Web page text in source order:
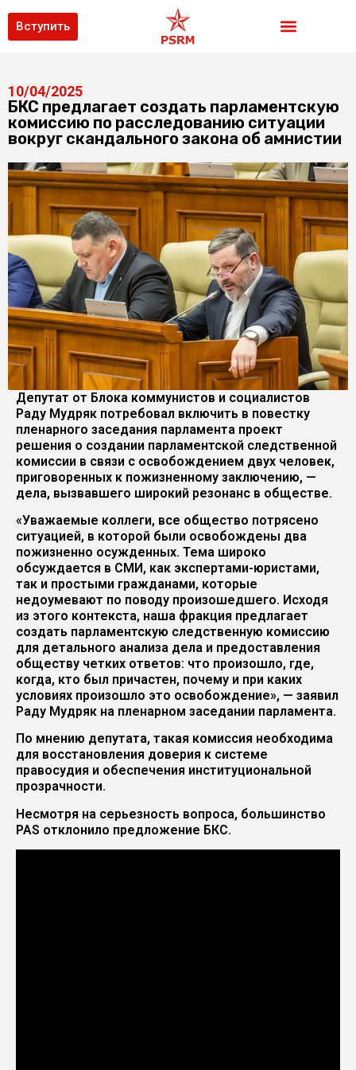
Вступить
10/04/2025
БКС предлагает создать парламентскую
комиссию по расследованию ситуации
вокруг скандального закона об амнистии
Депутат от Блока коммунистов и социалистов
Раду Мудряк потребовал включить в повестку
пленарного заседания парламента проект
решения о создании парламентской следственной
комиссии в связи с освобождением двух человек,
приговоренных к пожизненному заключению, —
дела, вызвавшего широкий резонанс в обществе.
«Уважаемые коллеги, все общество потрясено
ситуацией, в которой были освобождены два
пожизненно осужденных. Тема широко
обсуждается в СМИ, как экспертами-юристами,
так и простыми гражданами, которые
недоумевают по поводу произошедшего. Исходя
из этого контекста, наша фракция предлагает
создать парламентскую следственную комиссию
для детального анализа дела и предоставления
обществу четких ответов: что произошло, где,
когда, кто был причастен, почему и при каких
условиях произошло это освобождение», — заявил
Раду Мудряк на пленарном заседании парламента.
По мнению депутата, такая комиссия необходима
для восстановления доверия к системе
правосудия и обеспечения институциональной
прозрачности.
Несмотря на серьезность вопроса, большинство
PAS отклонило предложение БКС.